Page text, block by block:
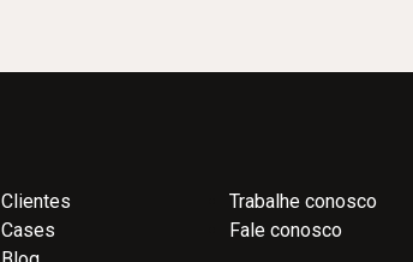
Clientes
Cases
Trabalhe conosco
Fale conosco